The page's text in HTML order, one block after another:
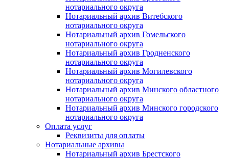
нотариального округа
Нотариальный архив Витебского
нотариального округа
Нотариальный архив Гомельского
нотариального округа
Нотариальный архив Гродненского
нотариального округа
Нотариальный архив Могилевского
нотариального округа
Нотариальный архив Минского областного
нотариального округа
Нотариальный архив Минского городского
нотариального округа
Оплата услуг
Реквизиты для оплаты
Нотариальные архивы
Нотариальный архив Брестского